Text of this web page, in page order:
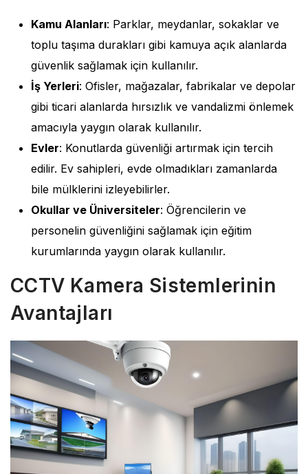
Kamu Alanları: Parklar, meydanlar, sokaklar ve
toplu taşıma durakları gibi kamuya açık alanlarda
güvenlik sağlamak için kullanılır.
İş Yerleri: Ofisler, mağazalar, fabrikalar ve depolar
gibi ticari alanlarda hırsızlık ve vandalizmi önlemek
amacıyla yaygın olarak kullanılır.
Evler: Konutlarda güvenliği artırmak için tercih
edilir. Ev sahipleri, evde olmadıkları zamanlarda
bile mülklerini izleyebilirler.
Okullar ve Üniversiteler: Öğrencilerin ve
personelin güvenliğini sağlamak için eğitim
kurumlarında yaygın olarak kullanılır.
CCTV Kamera Sistemlerinin
Avantajları